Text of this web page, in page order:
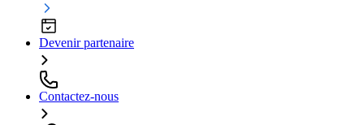
Devenir partenaire
Contactez-nous